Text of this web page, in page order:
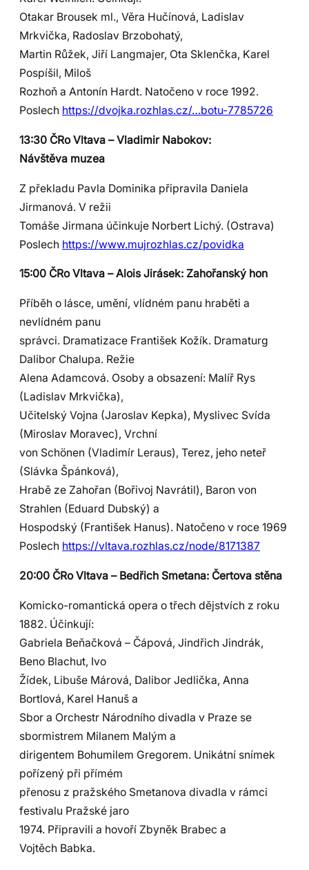
Otakar Brousek ml., Věra Hučínová, Ladislav
Mrkvička, Radoslav Brzobohatý,
Martin Růžek, Jiří Langmajer, Ota Sklenčka, Karel
Pospíšil, Miloš
Rozhoň a Antonín Hardt. Natočeno v roce 1992.
Poslech https://dvojka.rozhlas.cz/…botu-7785726
13:30 ČRo Vltava – Vladimir Nabokov:
Návštěva muzea
Z překladu Pavla Dominika připravila Daniela
Jirmanová. V režii
Tomáše Jirmana účinkuje Norbert Lichý. (Ostrava)
Poslech https://www.mujrozhlas.cz/povidka
15:00 ČRo Vltava – Alois Jirásek: Zahořanský hon
Příběh o lásce, umění, vlídném panu hraběti a
nevlídném panu
správci. Dramatizace František Kožík. Dramaturg
Dalibor Chalupa. Režie
Alena Adamcová. Osoby a obsazení: Malíř Rys
(Ladislav Mrkvička),
Učitelský Vojna (Jaroslav Kepka), Myslivec Svída
(Miroslav Moravec), Vrchní
von Schönen (Vladimír Leraus), Terez, jeho neteř
(Slávka Špánková),
Hrabě ze Zahořan (Bořivoj Navrátil), Baron von
Strahlen (Eduard Dubský) a
Hospodský (František Hanus). Natočeno v roce 1969
Poslech https://vltava.rozhlas.cz/node/8171387
20:00 ČRo Vltava – Bedřich Smetana: Čertova stěna
Komicko-romantická opera o třech dějstvích z roku
1882. Účinkují:
Gabriela Beňačková – Čápová, Jindřich Jindrák,
Beno Blachut, Ivo
Žídek, Libuše Márová, Dalibor Jedlička, Anna
Bortlová, Karel Hanuš a
Sbor a Orchestr Národního divadla v Praze se
sbormistrem Milanem Malým a
dirigentem Bohumilem Gregorem. Unikátní snímek
pořízený při přímém
přenosu z pražského Smetanova divadla v rámci
festivalu Pražské jaro
1974. Připravili a hovoří Zbyněk Brabec a
Vojtěch Babka.